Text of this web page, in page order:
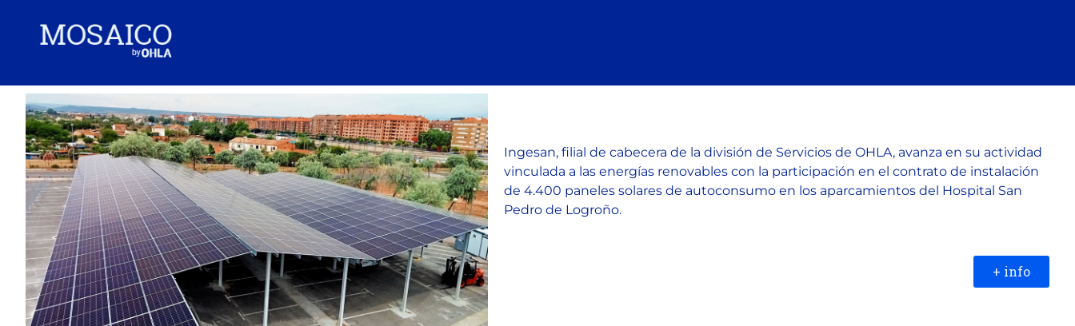
Ingesan, filial de cabecera de la división de Servicios de OHLA, avanza en su actividad
vinculada a las energías renovables con la participación en el contrato de instalación
de 4.400 paneles solares de autoconsumo en los aparcamientos del Hospital San
Pedro de Logroño.
+ info